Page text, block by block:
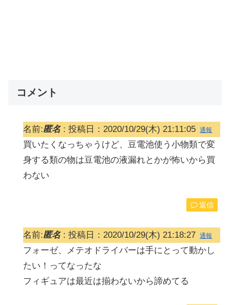
コメント
名前:匿名: 投稿日：2020/10/29(木) 21:11:05 通報
買いたくなっちゃうけど、豆電池使う小物類で変
身する類の物は豆電池の液漏れとかが怖いから買
わない
返信
名前:匿名: 投稿日：2020/10/29(木) 21:18:27 通報
フォーゼ、メテオドライバーは手にとって動かし
たい！ってなったな
フィギュアは最近は揃わないから諦めてる